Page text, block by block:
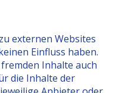
externen Websites
Einfluss haben.
Inhalte auch
die Inhalte der